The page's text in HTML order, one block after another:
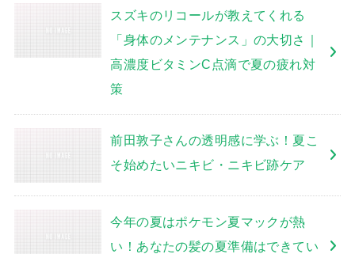
スズキのリコールが教えてくれる
「身体のメンテナンス」の大切さ｜
高濃度ビタミンC点滴で夏の疲れ対
策
前田敦子さんの透明感に学ぶ！夏こ
そ始めたいニキビ・ニキビ跡ケア
今年の夏はポケモン夏マックが熱
い！あなたの髪の夏準備はできてい